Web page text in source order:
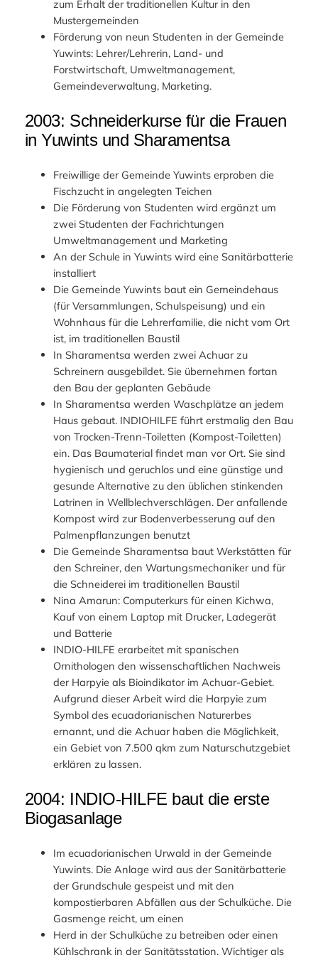
zum Erhalt der traditionellen Kultur in den
Mustergemeinden
Förderung von neun Studenten in der Gemeinde
Yuwints: Lehrer/Lehrerin, Land- und
Forstwirtschaft, Umweltmanagement,
Gemeindeverwaltung, Marketing.
2003: Schneiderkurse für die Frauen
in Yuwints und Sharamentsa
Freiwillige der Gemeinde Yuwints erproben die
Fischzucht in angelegten Teichen
Die Förderung von Studenten wird ergänzt um
zwei Studenten der Fachrichtungen
Umweltmanagement und Marketing
An der Schule in Yuwints wird eine Sanitärbatterie
installiert
Die Gemeinde Yuwints baut ein Gemeindehaus
(für Versammlungen, Schulspeisung) und ein
Wohnhaus für die Lehrerfamilie, die nicht vom Ort
ist, im traditionellen Baustil
In Sharamentsa werden zwei Achuar zu
Schreinern ausgebildet. Sie übernehmen fortan
den Bau der geplanten Gebäude
In Sharamentsa werden Waschplätze an jedem
Haus gebaut. INDIOHILFE führt erstmalig den Bau
von Trocken-Trenn-Toiletten (Kompost-Toiletten)
ein. Das Baumaterial findet man vor Ort. Sie sind
hygienisch und geruchlos und eine günstige und
gesunde Alternative zu den üblichen stinkenden
Latrinen in Wellblechverschlägen. Der anfallende
Kompost wird zur Bodenverbesserung auf den
Palmenpflanzungen benutzt
Die Gemeinde Sharamentsa baut Werkstätten für
den Schreiner, den Wartungsmechaniker und für
die Schneiderei im traditionellen Baustil
Nina Amarun: Computerkurs für einen Kichwa,
Kauf von einem Laptop mit Drucker, Ladegerät
und Batterie
INDIO-HILFE erarbeitet mit spanischen
Ornithologen den wissenschaftlichen Nachweis
der Harpyie als Bioindikator im Achuar-Gebiet.
Aufgrund dieser Arbeit wird die Harpyie zum
Symbol des ecuadorianischen Naturerbes
ernannt, und die Achuar haben die Möglichkeit,
ein Gebiet von 7.500 qkm zum Naturschutzgebiet
erklären zu lassen.
2004: INDIO-HILFE baut die erste
Biogasanlage
Im ecuadorianischen Urwald in der Gemeinde
Yuwints. Die Anlage wird aus der Sanitärbatterie
der Grundschule gespeist und mit den
kompostierbaren Abfällen aus der Schulküche. Die
Gasmenge reicht, um einen
Herd in der Schulküche zu betreiben oder einen
Kühlschrank in der Sanitätsstation. Wichtiger als